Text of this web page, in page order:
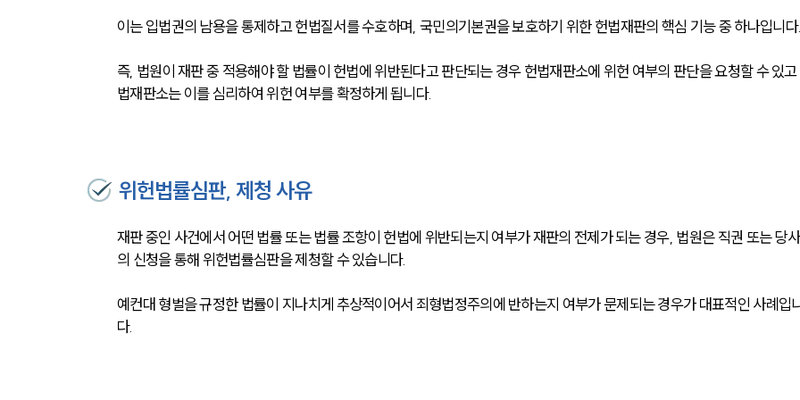
이는 입법권의 남용을 통제하고 헌법질서를 수호하며, 국민의기본권을 보호하기 위한 헌법재판의 핵심 기능 중 하나입니다.
즉, 법원이 재판 중 적용해야 할 법률이 헌법에 위반된다고 판단되는 경우 헌법재판소에 위헌 여부의 판단을 요청할 수 있고
법재판소는 이를 심리하여 위헌 여부를 확정하게 됩니다.
위헌법률심판, 제청 사유
재판 중인 사건에서 어떤 법률 또는 법률 조항이 헌법에 위반되는지 여부가 재판의 전제가 되는 경우, 법원은 직권 또는 당
의 신청을 통해 위헌법률심판을 제청할 수 있습니다.
예컨대 형벌을 규정한 법률이 지나치게 추상적이어서 죄형법정주의에 반하는지 여부가 문제되는 경우가 대표적인 사례입니
다.